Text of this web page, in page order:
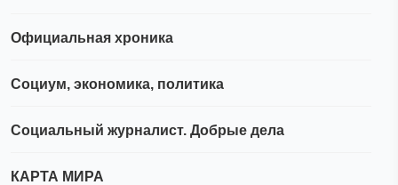
Официальная хроника
Социум, экономика, политика
Социальный журналист. Добрые дела
КАРТА МИРА